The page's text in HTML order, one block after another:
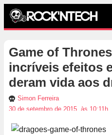
Game of
incríveis efeitos
deram vida aos
Simon Ferreira
30 de setembro de 2015, às 10:11h